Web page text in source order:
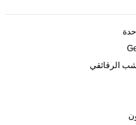
الرقائقي